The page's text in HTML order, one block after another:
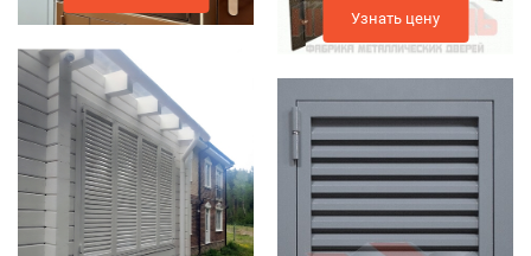
Узнать цену